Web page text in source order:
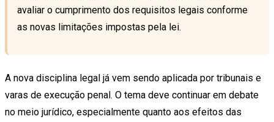
avaliar o cumprimento dos requisitos legais conforme
as novas limitações impostas pela lei.
A nova disciplina legal já vem sendo aplicada por tribunais e
varas de execução penal. O tema deve continuar em debate
no meio jurídico, especialmente quanto aos efeitos das